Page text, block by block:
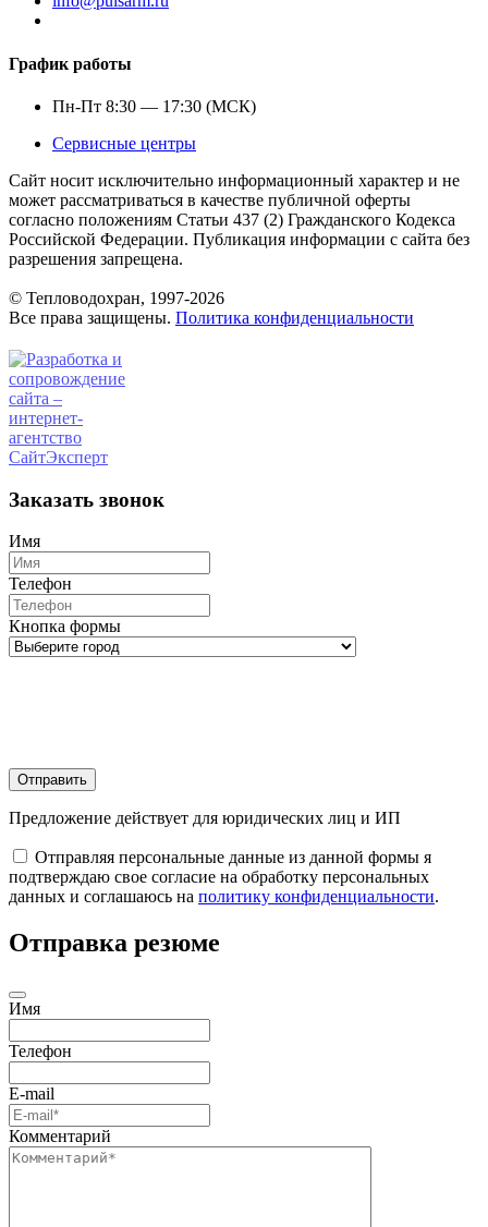
График работы
Пн-Пт 8:30 — 17:30 (МСК)
Сервисные центры
Сайт носит исключительно информационный характер и не
может рассматриваться в качестве публичной оферты
согласно положениям Статьи 437 (2) Гражданского Кодекса
Российской Федерации. Публикация информации с сайта без
разрешения запрещена.
© Тепловодохран, 1997-2026
Все права защищены. Политика конфиденциальности
Заказать звонок
Имя
Телефон
Кнопка формы
Отправить
Предложение действует для юридических лиц и ИП
Отправляя персональные данные из данной формы я
подтверждаю свое согласие на обработку персональных
данных и соглашаюсь на политику конфиденциальности.
Отправка резюме
Имя
Телефон
E-mail
Комментарий